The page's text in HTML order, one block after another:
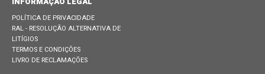
POLÍTICA DE PRIVACIDADE
RAL - RESOLUÇÃO ALTERNATIVA DE
LITÍGIOS
TERMOS E CONDIÇÕES
LIVRO DE RECLAMAÇÕES